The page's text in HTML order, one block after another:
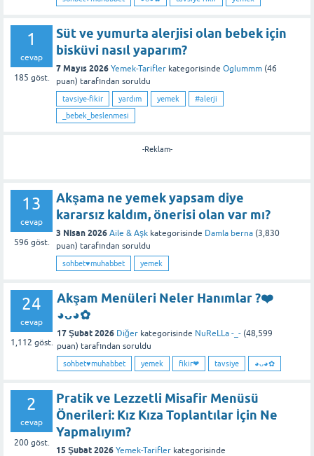
1
cevap
185 göst.
Süt ve yumurta alerjisi olan bebek için
bisküvi nasıl yaparım?
7 Mayıs 2026 Yemek-Tarifler kategorisinde Oglummm (46
puan) tarafından soruldu
tavsiye-fikir yardım yemek
#alerji
_bebek_beslenmesi
-Reklam-
13
cevap
596 göst.
Akşama ne yemek yapsam diye
kararsız kaldım, önerisi olan var mı?
3 Nisan 2026 Aile & Aşk kategorisinde Damla berna (3,830
puan) tarafından soruldu
sohbet♥️muhabbet yemek
24
cevap
1,112 göst.
Akşam Menüleri Neler Hanımlar ?❤️
◕ᴗ◕✿
17 Şubat 2026 Diğer kategorisinde NuReLLa -_- (48,599
puan) tarafından soruldu
sohbet♥️muhabbet yemek fikir❤ tavsiye ◕ᴗ◕✿
2
cevap
200göst.
Pratik ve Lezzetli Misafir Menüsü
Önerileri: Kız Kıza Toplantılar İçin Ne
Yapmalıyım?
15 Şubat 2026 Yemek-Tarifler kategorisinde